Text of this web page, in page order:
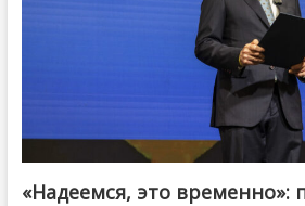
«Надеемся, это временно»: